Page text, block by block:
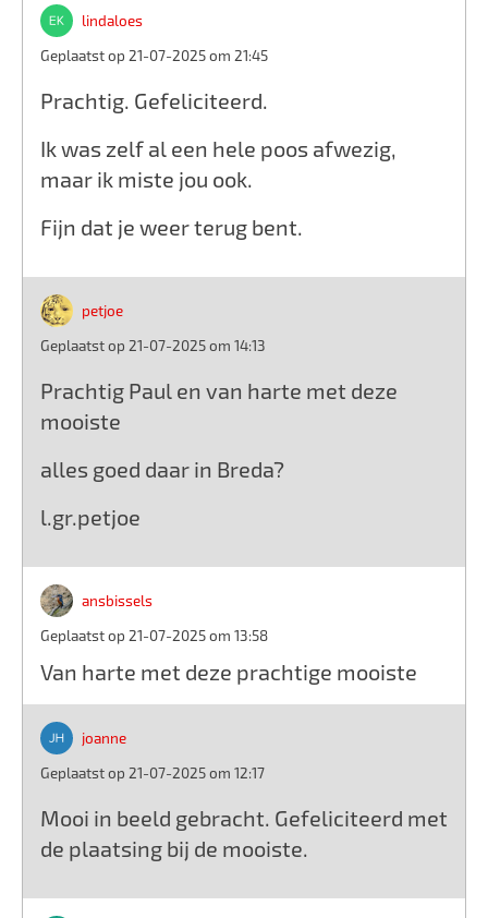
lindaloes
Geplaatst op 21-07-2025 om 21:45
Prachtig. Gefeliciteerd.
Ik was zelf al een hele poos afwezig,
maar ik miste jou ook.
Fijn dat je weer terug bent.
petjoe
Geplaatst op 21-07-2025 om 14:13
Prachtig Paul en van harte met deze
mooiste
alles goed daar in Breda?
l.gr.petjoe
ansbissels
Geplaatst op 21-07-2025 om 13:58
Van harte met deze prachtige mooiste
joanne
Geplaatst op 21-07-2025 om 12:17
Mooi in beeld gebracht. Gefeliciteerd met
de plaatsing bij de mooiste.